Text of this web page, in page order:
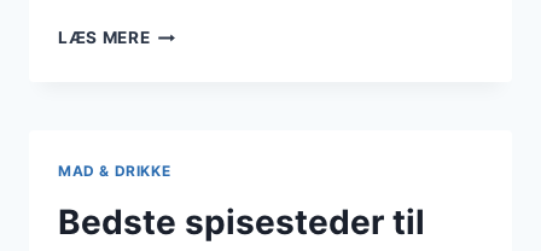
LÆS MEREKAFFE
MAD & DRIKKE
Bedste spisesteder til